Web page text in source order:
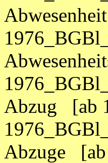
Abzug [ab
Abzuge [ab